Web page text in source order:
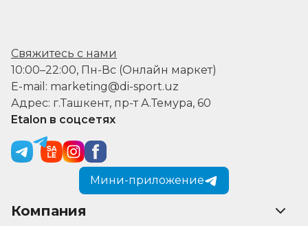
Свяжитесь с нами
10:00–22:00, Пн-Вс (Онлайн маркет)
E-mail: marketing@di-sport.uz
Адрес: г.Ташкент, пр-т А.Темура, 60
Etalon в соцсетях
Мини-приложение
Компания